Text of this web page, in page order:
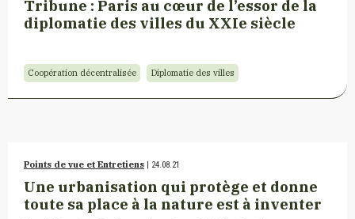
Tribune : Paris au cœur de l’essor de la
diplomatie des villes du XXIe siècle
Coopération décentralisée Diplomatie des villes
Points de vue et Entretiens | 24.08.21
Une urbanisation qui protège et donne
toute sa place à la nature est à inventer